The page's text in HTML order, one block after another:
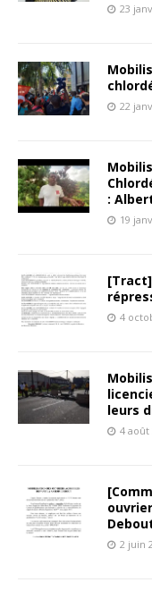
23
22
:
19
4
leurs
4 août
2 juin